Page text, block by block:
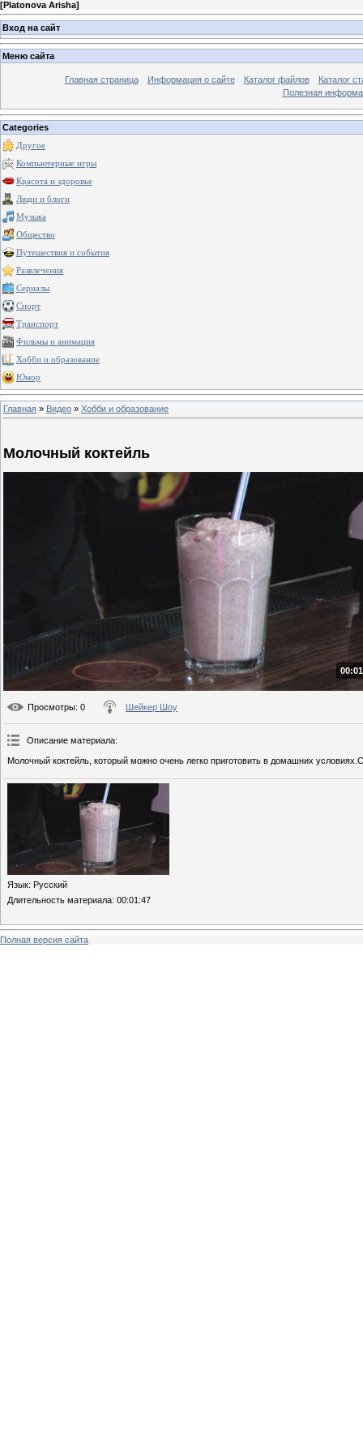
[Platonova Arisha]
Вход на сайт
Меню сайта
Главная страница Информация о сайте Каталог файлов
Каталог
Полезная
Categories
Другое
Компьютерные игры
Красота и здоровье
Люди и блоги
Музыка
Общество
Путешествия и события
Развлечения
Сериалы
Спорт
Транспорт
Фильмы и анимация
Хобби и образование
Юмор
Главная » Видео » Хобби и образование
Молочный коктейль
Просмотры: 0 Шейкер Шоу
Описание материала:
Молочный коктейль, который можно очень легко приготовить в домашних
Язык: Русский
Длительность материала: 00:01:47
Полная версия сайта